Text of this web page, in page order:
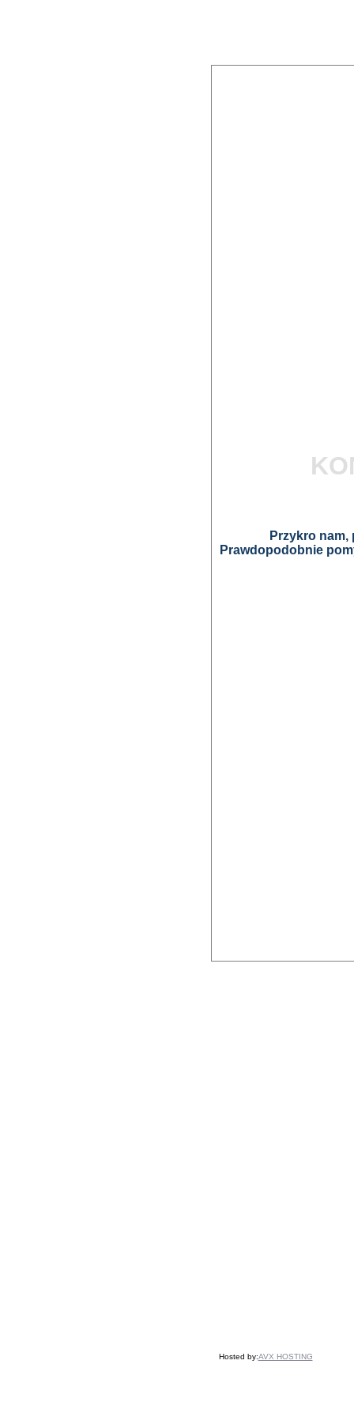
Przykro
Prawdopodobnie
Hosted by:AVX HOSTING